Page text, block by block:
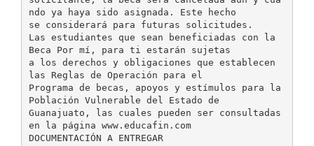
ndo ya haya sido asignada. Este hecho
se considerará para futuras solicitudes.
Las estudiantes que sean beneficiadas con la
Beca Por mí, para ti estarán sujetas
a los derechos y obligaciones que establecen
las Reglas de Operación para el
Programa de becas, apoyos y estímulos para la
Población Vulnerable del Estado de
Guanajuato, las cuales pueden ser consultadas
en la página www.educafin.com
DOCUMENTACIÓN A ENTREGAR